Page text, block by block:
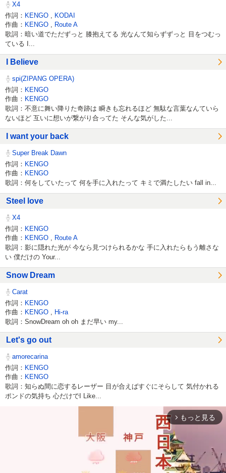
X4
作詞： KENGO
KODAI
作曲： KENGO Route A
歌詞：暗い道でただずっと 膝抱えてる 光なんて知らずずっと 目をつむっ
ている I...
I Believe
spi(ZIPANG OPERA)
作詞： KENGO
作曲： KENGO
歌詞：不意に舞い降りた奇跡は 瞬きも忘れるほど 無駄な言葉なんていら
ないほど 互いに想いが繋がり合ってた そんな気がした...
I want your back
Super Break Dawn
作詞： KENGO
作曲： KENGO
歌詞：何をしていたって 何を手に入れたって キミで満たしたい fall in...
Steel love
X4
作詞： KENGO
作曲： KENGO Route A
歌詞：影に隠れた光が 今なら見つけられるかな 手に入れたらもう離さな
い 僕だけの Your...
Snow Dream
Carat
作詞： KENGO
作曲： KENGO Hi-ra
歌詞：SnowDream oh oh まだ早い my...
Let's go out
amorecarina
作詞： KENGO
作曲： KENGO
歌詞：知らぬ間に恋するレーザー 目が合えばすぐにそらして 気付かれる
ポンドの気持ち 心だけでI Like...
arrow_forward_ios もっと見る